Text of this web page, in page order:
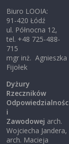
Biuro LOOIA:
91-420 Łódź
ul. Północna 12,
tel. +48 725-488-
715
mgr inż. Agnieszka
Fijołek
Dyżury
Rzeczników
Odpowiedzialnośc
i
Zawodowej arch.
Wojciecha Jandera,
arch. Macieja